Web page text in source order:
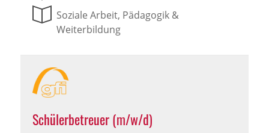
Soziale Arbeit, Pädagogik &
Weiterbildung
Schülerbetreuer (m/w/d)